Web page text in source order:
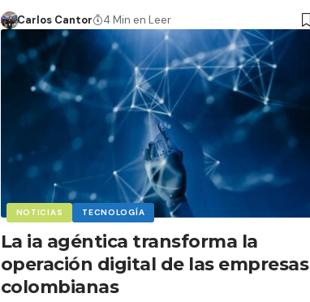
Carlos Cantor 4 Min en Leer
NOTICIAS TECNOLOGÍA
La ia agéntica transforma la
operación digital de las empresas
colombianas